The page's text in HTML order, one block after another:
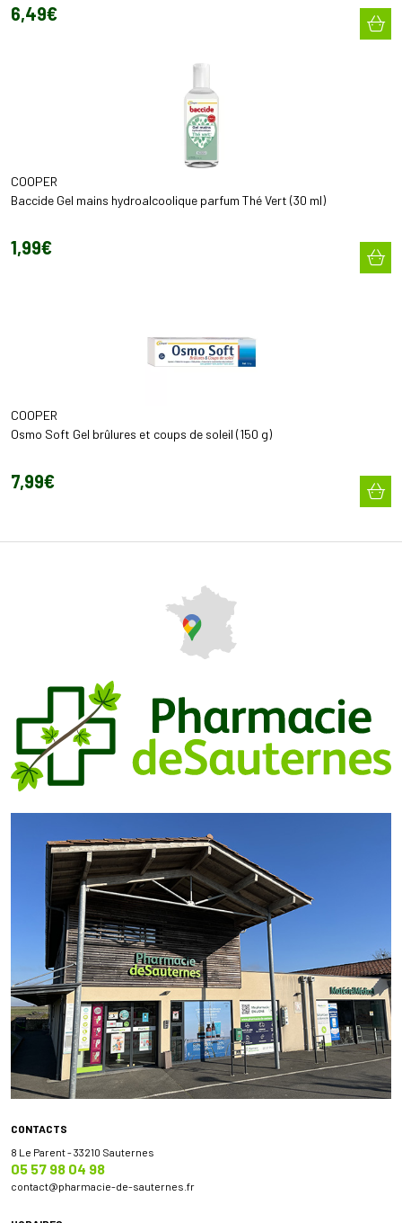
6,49€
COOPER
Baccide Gel mains hydroalcoolique parfum Thé Vert (30 ml)
1,99€
COOPER
Osmo Soft Gel brûlures et coups de soleil (150 g)
7,99€
CONTACTS
8 Le Parent - 33210 Sauternes
05 57 98 04 98
contact@pharmacie-de-sauternes.fr